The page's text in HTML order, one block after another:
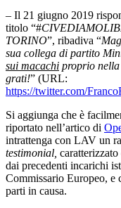
– Il 21 giugno 2019
titolo “#
TORINO”, ribadiva “
sua collega di partito
sui macachi proprio
grati!” (URL:
https://twitter.com/
Si aggiunga che è
riportato nell’artico di
intrattenga con LAV un
testimonial,
dai precedenti incarichi
Commissario Europeo, e
parti in causa.